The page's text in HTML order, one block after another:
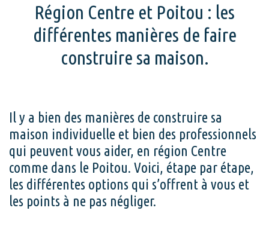
Région Centre et Poitou : les
différentes manières de faire
construire sa maison.
Il y a bien des manières de construire sa
maison individuelle et bien des professionnels
qui peuvent vous aider, en région Centre
comme dans le Poitou. Voici, étape par étape,
les différentes options qui s’offrent à vous et
les points à ne pas négliger.